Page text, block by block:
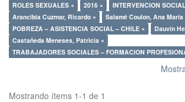
ROLES SEXUALES ×
2016 ×
INTERVENCION
Arancibia Cuzmar, Ricardo ×
Salamé Coulon, Ana María
POBREZA – ASISTENCIA SOCIAL – CHILE ×
Dauvin
Castañeda Meneses, Patricia ×
TRABAJADORES SOCIALES – FORMACION
Mostrando ítems 1-1 de 1